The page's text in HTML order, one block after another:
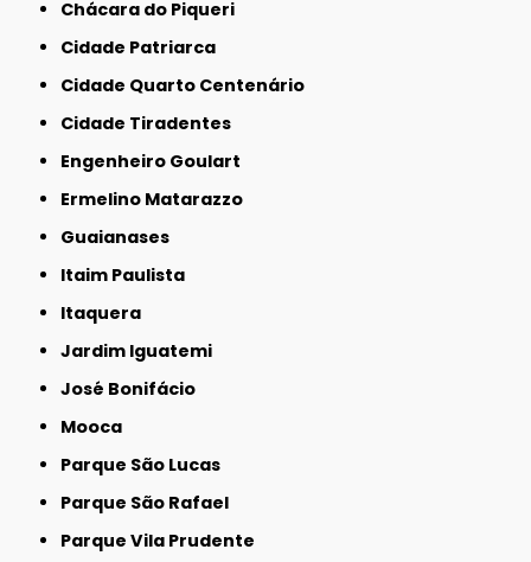
Chácara do Piqueri
Cidade Patriarca
Cidade Quarto Centenário
Cidade Tiradentes
Engenheiro Goulart
Ermelino Matarazzo
Guaianases
Itaim Paulista
Itaquera
Jardim Iguatemi
José Bonifácio
Mooca
Parque São Lucas
Parque São Rafael
Parque Vila Prudente